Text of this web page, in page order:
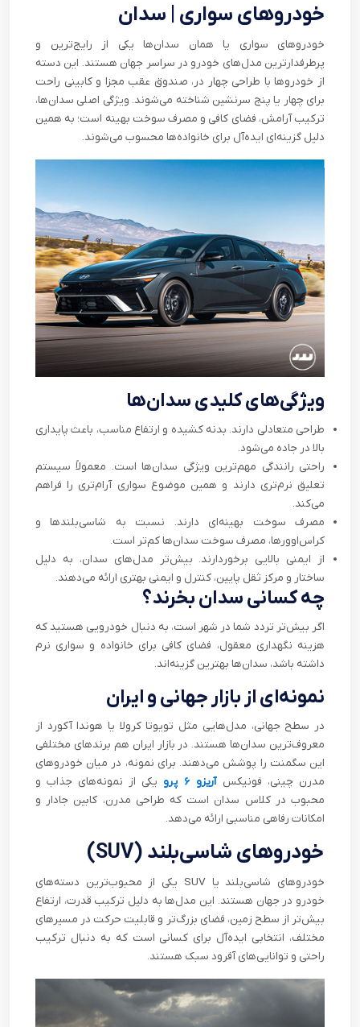
خودروهای سواری | سدان
خودروهای سواری یا همان سدان‌ها یکی از رایج‌ترین و
پرطرفدارترین مدل‌های خودرو در سراسر جهان هستند. این دسته
از خودروها با طراحی چهار در، صندوق عقب مجزا و کابینی راحت
برای چهار یا پنج سرنشین شناخته می‌شوند. ویژگی اصلی سدان‌ها،
ترکیب آرامش، فضای کافی و مصرف سوخت بهینه است؛ به همین
دلیل گزینه‌ای ایده‌آل برای خانواده‌ها محسوب می‌شوند.
ویژگی‌های کلیدی سدان‌ها
طراحی متعادلی دارند. بدنه‌ کشیده و ارتفاع مناسب، باعث پایداری
بالا در جاده می‌شود.
راحتی رانندگی مهم‌ترین ویژگی سدان‌ها است. معمولاً سیستم
تعلیق نرم‌تری دارند و همین موضوع سواری آرام‌تری را فراهم
می‌کند.
مصرف سوخت بهینه‌ای دارند. نسبت به شاسی‌بلندها و
کراس‌اوورها، مصرف سوخت سدان‌ها کم‌تر است.
از ایمنی بالایی برخوردارند. بیش‌تر مدل‌های سدان، به دلیل
ساختار و مرکز ثقل پایین، کنترل و ایمنی بهتری ارائه می‌دهند.
چه کسانی سدان بخرند؟
اگر بیش‌تر تردد شما در شهر است، به دنبال خودرویی هستید که
هزینه نگهداری معقول، فضای کافی برای خانواده و سواری نرم
داشته باشد، سدان‌ها بهترین گزینه‌اند.
نمونه‌ای از بازار جهانی و ایران
در سطح جهانی، مدل‌هایی مثل تویوتا کرولا یا هوندا آکورد از
معروف‌ترین سدان‌ها هستند. در بازار ایران هم برندهای مختلفی
این سگمنت را پوشش می‌دهند. برای نمونه، در میان خودروهای
مدرن چینی، فونیکس آریزو ۶ پرو
یکی از نمونه‌های جذاب و
محبوب در کلاس سدان است که طراحی مدرن، کابین جادار و
امکانات رفاهی مناسبی ارائه می‌دهد.
خودروهای شاسی‌بلند (SUV)
خودروهای شاسی‌بلند یا SUV یکی از محبوب‌ترین دسته‌های
خودرو در جهان هستند. این مدل‌ها به دلیل ترکیب قدرت، ارتفاع
بیش‌تر از سطح زمین، فضای بزرگ‌تر و قابلیت حرکت در مسیرهای
مختلف، انتخابی ایده‌آل برای کسانی است که به دنبال ترکیب
راحتی و توانایی‌های آفرود سبک هستند.